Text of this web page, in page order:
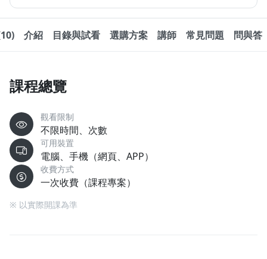
介紹 目錄與試看 選購方案 講師 常見問題 問與答
課程總覽
觀看限制
不限時間、次數
可用裝置
電腦、手機（網頁、APP）
收費方式
一次收費（課程專案）
※ 以實際開課為準